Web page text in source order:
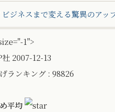
ジネスまで変える驚異のアッ
1">
社 2007-12-13
ランキング : 98826
平均